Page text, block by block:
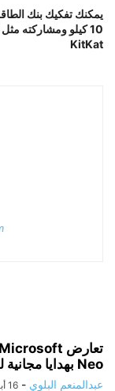
يمكنك تفكيك بنك
10 كيلو ومشاركته
KitKat
Neo بهدايا مجانية للطلاب
عبدالمنعم البلوي - 16 أبريل، 2026